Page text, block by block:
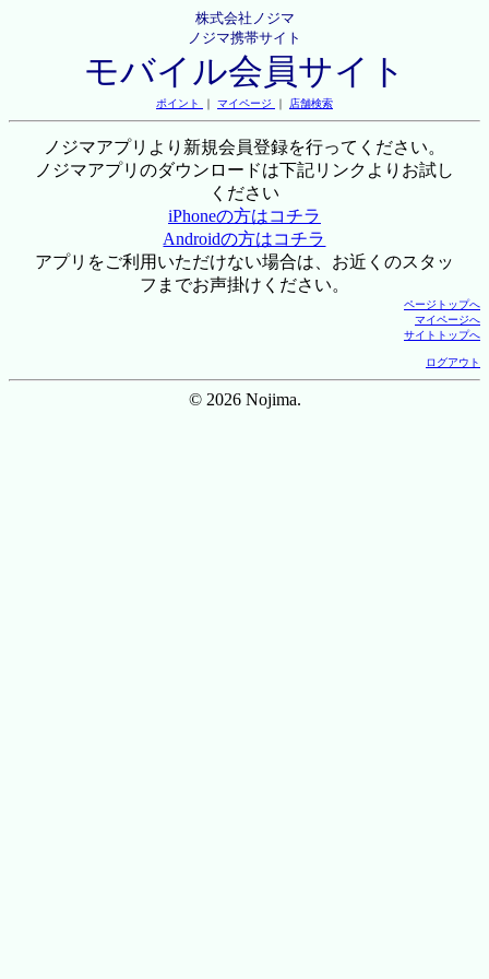
株式会社ノジマ
ノジマ携帯サイト
モバイル会員サイト
ポイント ｜ マイページ ｜ 店舗検索
ノジマアプリより新規会員登録を行ってください。
ノジマアプリのダウンロードは下記リンクよりお試し
ください
iPhoneの方はコチラ
Androidの方はコチラ
アプリをご利用いただけない場合は、お近くのスタッ
フまでお声掛けください。
ページトップへ
マイページへ
サイトトップへ
ログアウト
© 2026 Nojima.